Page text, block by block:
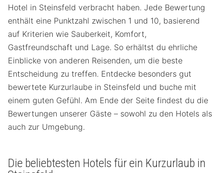
Hotel in Steinsfeld verbracht haben. Jede Bewertung
enthält eine Punktzahl zwischen 1 und 10, basierend
auf Kriterien wie Sauberkeit, Komfort,
Gastfreundschaft und Lage. So erhältst du ehrliche
Einblicke von anderen Reisenden, um die beste
Entscheidung zu treffen. Entdecke besonders gut
bewertete Kurzurlaube in Steinsfeld und buche mit
einem guten Gefühl. Am Ende der Seite findest du die
Bewertungen unserer Gäste – sowohl zu den Hotels als
auch zur Umgebung.
Die beliebtesten Hotels für ein Kurzurlaub in